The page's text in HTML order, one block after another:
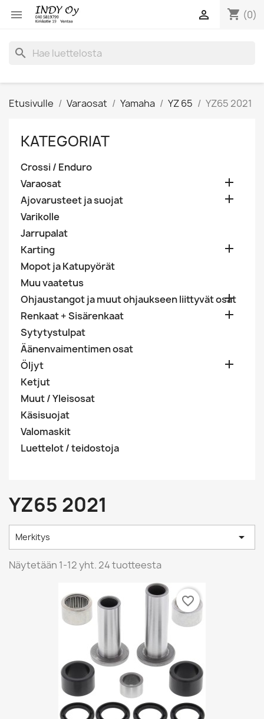
 shopping_cart (0)

search
Etusivulle Varaosat Yamaha YZ 65 YZ65 2021
KATEGORIAT
Crossi / Enduro
Varaosat

Ajovarusteet ja suojat 
Varikolle
Jarrupalat
Karting

Mopot ja Katupyörät
Muu vaatetus
Ohjaustangot ja muut ohjaukseen liittyvät osat

Renkaat + Sisärenkaat 
Sytytystulpat
Äänenvaimentimen osat
Öljyt

Ketjut
Muut / Yleisosat
Käsisuojat
Valomaskit
Luettelot / teidostoja
YZ65 2021
Merkitys 
Näytetään 1-12 yht. 24 tuotteesta
favorite_border